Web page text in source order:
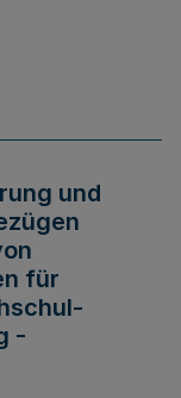
und
für
-